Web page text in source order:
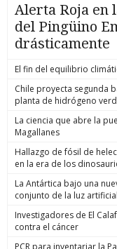
Alerta Roja en
del Pingüino
drásticamente
El fin del equilibrio
Chile proyecta segunda
planta de hidrógeno
La ciencia que abre la
Magallanes
Hallazgo de fósil de
en la era de los
La Antártica bajo una
conjunto de la luz
Investigadores de El
contra el cáncer
PCR para inventariar la